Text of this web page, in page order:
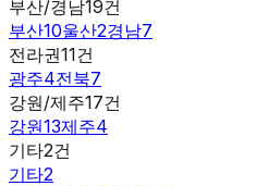
부산/경남19건
부산10울산2경남7
전라권11건
광주4전북7
강원/제주17건
강원13제주4
기타2건
기타2